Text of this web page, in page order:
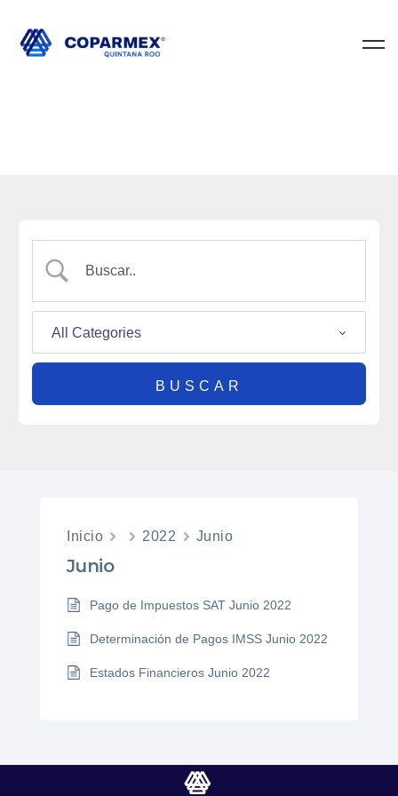
Inicio 2022 Junio
Junio
Pago de Impuestos SAT Junio 2022
Determinación de Pagos IMSS Junio 2022
Estados Financieros Junio 2022